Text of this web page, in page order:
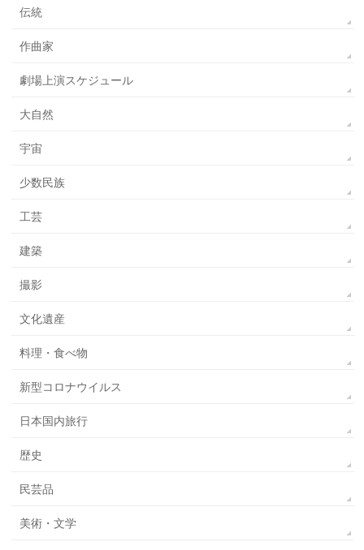
伝統
作曲家
劇場上演スケジュール
大自然
宇宙
少数民族
工芸
建築
撮影
文化遺産
料理・食べ物
新型コロナウイルス
日本国内旅行
歴史
民芸品
美術・文学